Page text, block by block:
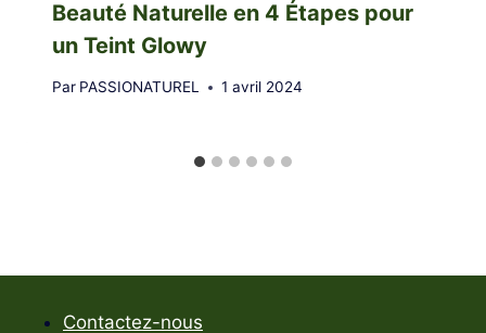
Beauté Naturelle en 4 Étapes pour
un Teint Glowy
Par PASSIONATUREL 1 avril 2024
Contactez-nous